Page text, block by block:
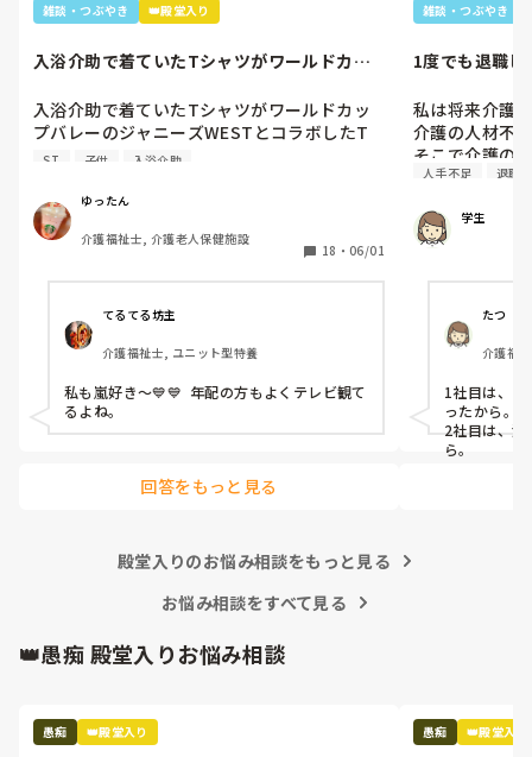
雑談・つぶやき 👑殿堂入り
入浴介助で着ていたTシャツがワールドカッ
入浴介助で着ていたTシャツがワールドカッ
プバレーのジャニーズWESTとコラボしたT
シャツ。
を着て介助しようと選んだTシャツ。
別のフロアの利用者さん達で私はリフト浴の
介助をしていると「可愛いTシャツね☺️」と
言われ「そうでしょ？去年のバレーボールの
世界大会で好きなアイドル達が応援してて、
グッズとして売ってたからかったんです✨」
と言うと「ジャニーズ…(きっとWESTの読み
方分からなかった)あなたジャニーズが好きな
のね😊」と。
大好きと伝えると「私もよ、あなた嵐は好
き？」と聞かれ、1番好きと伝えると利用者
けぇへんわ😩」と言うと近くの利用者さんが
者さんが「SMAPは今はどんな事してる
いこと、SMAPは解散してしまった事等伝え
なんやろ？なら言いやん😊」と(笑)
そこから利用者さんは「キムタクは工藤静香
最初の嵐で私のジャニオタスイッチを破壊し
てきたので、入浴介助でなければマシンガン
ST 子供 入浴介助
ゆったん
介護福祉士, 介護老人保健施設
18 ・ 06/01
てるてる坊主
介護福祉士, ユニット型特養
私も嵐好き～💙💙  年配の方もよくテレビ観て
るよね。
回答をもっと見る
雑談・つぶやき
1度でも退職
私は将来介護
介護の人材不
そこで介護の
ケートをさせ
多くの回答が
方がやめた理
ご協力お願い
(前回応えて
人手不足 退職
学生
たつ
介護福
1社目は、お
ったから。
2社目は、責
ら。
殿堂入りのお悩み相談をもっと見る
お悩み相談をすべて見る
👑愚痴 殿堂入りお悩み相談
愚痴 👑殿堂入り 愚痴 👑殿堂入り